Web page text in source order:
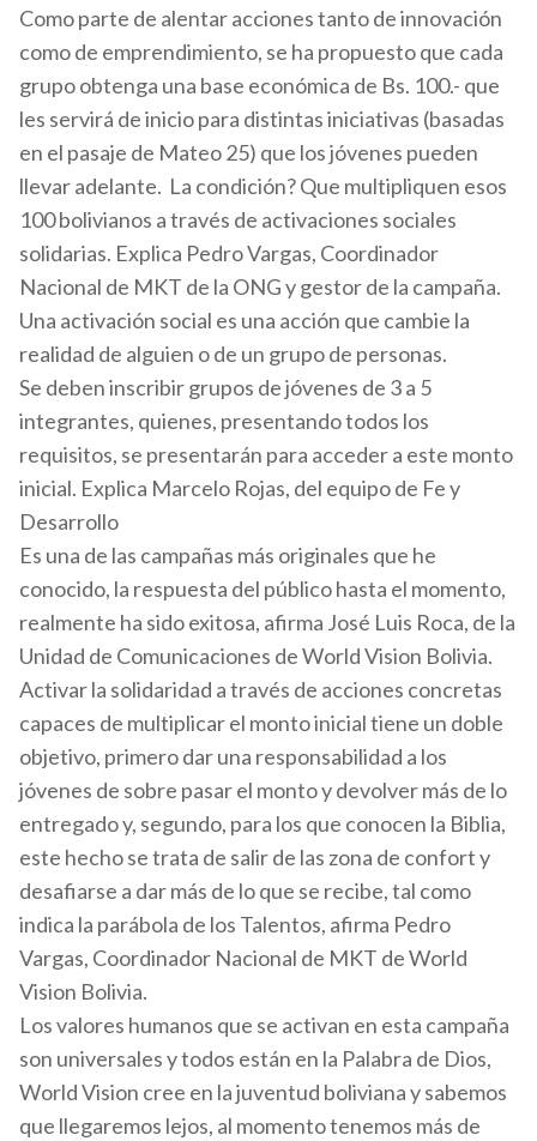
Como parte de alentar acciones tanto de innovación
como de emprendimiento, se ha propuesto que cada
grupo obtenga una base económica de Bs. 100.- que
les servirá de inicio para distintas iniciativas (basadas
en el pasaje de Mateo 25) que los jóvenes pueden
llevar adelante. La condición? Que multipliquen esos
100 bolivianos a través de activaciones sociales
solidarias. Explica Pedro Vargas, Coordinador
Nacional de MKT de la ONG y gestor de la campaña.
Una activación social es una acción que cambie la
realidad de alguien o de un grupo de personas.
Se deben inscribir grupos de jóvenes de 3 a 5
integrantes, quienes, presentando todos los
requisitos, se presentarán para acceder a este monto
inicial. Explica Marcelo Rojas, del equipo de Fe y
Desarrollo
Es una de las campañas más originales que he
conocido, la respuesta del público hasta el momento,
realmente ha sido exitosa, afirma José Luis Roca, de la
Unidad de Comunicaciones de World Vision Bolivia.
Activar la solidaridad a través de acciones concretas
capaces de multiplicar el monto inicial tiene un doble
objetivo, primero dar una responsabilidad a los
jóvenes de sobre pasar el monto y devolver más de lo
entregado y, segundo, para los que conocen la Biblia,
este hecho se trata de salir de las zona de confort y
desafiarse a dar más de lo que se recibe, tal como
indica la parábola de los Talentos, afirma Pedro
Vargas, Coordinador Nacional de MKT de World
Vision Bolivia.
Los valores humanos que se activan en esta campaña
son universales y todos están en la Palabra de Dios,
World Vision cree en la juventud boliviana y sabemos
que llegaremos lejos, al momento tenemos más de